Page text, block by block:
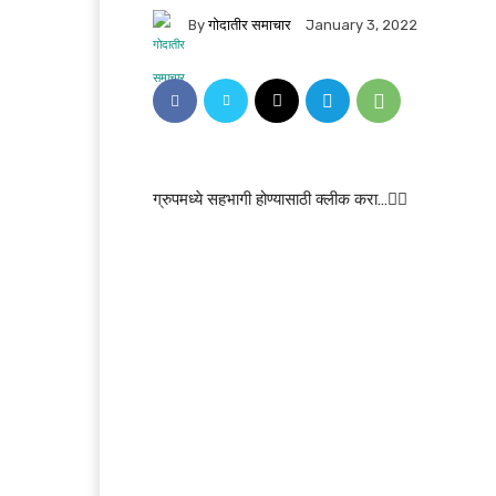
By गोदातीर समाचार January 3, 2022
ग्रुपमध्ये सहभागी होण्यासाठी क्लीक करा…👆🏻